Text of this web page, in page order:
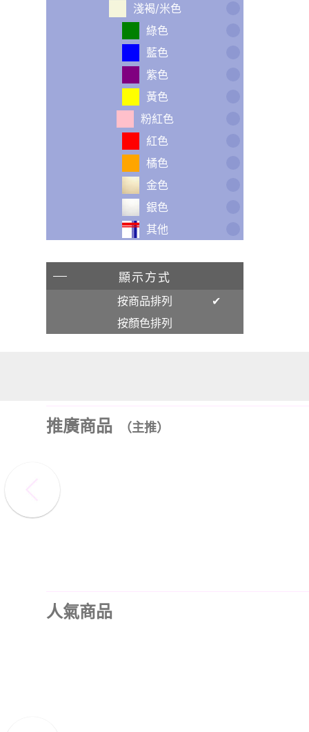
淺褐/米色
綠色
藍色
紫色
黃色
粉紅色
紅色
橘色
金色
銀色
其他
顯示方式
按商品排列
按顏色排列
推廣商品 （主推）
人氣商品